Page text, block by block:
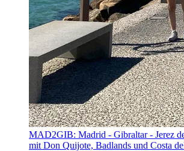
MAD2GIB: Madrid - Gibraltar - Jerez
mit Don Quijote, Badlands und Costa